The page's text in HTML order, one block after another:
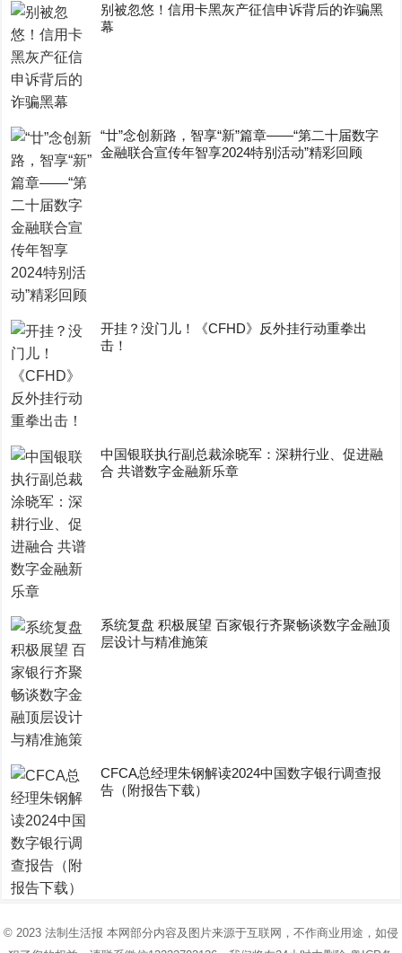
别被忽悠！信用卡黑灰产征信申诉背后的诈骗黑
幕
“廿”念创新路，智享“新”篇章——“第二十届数字
金融联合宣传年智享2024特别活动”精彩回顾
开挂？没门儿！《CFHD》反外挂行动重拳出
击！
中国银联执行副总裁涂晓军：深耕行业、促进融
合 共谱数字金融新乐章
系统复盘 积极展望 百家银行齐聚畅谈数字金融顶
层设计与精准施策
CFCA总经理朱钢解读2024中国数字银行调查报
告（附报告下载）
© 2023 法制生活报 本网部分内容及图片来源于互联网，不作商业用途，如侵